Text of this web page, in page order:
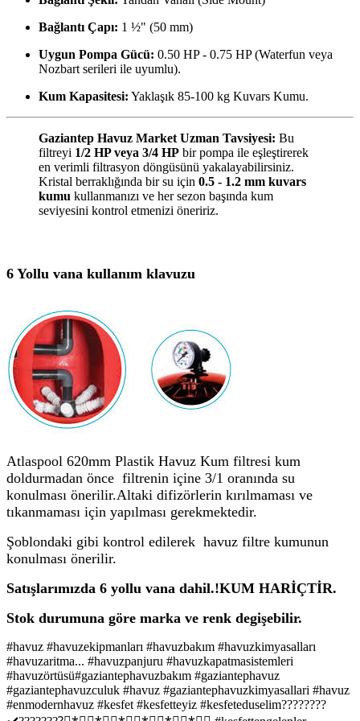
Bağlantı Çapı: 1 ½" (50 mm)
Uygun Pompa Gücü: 0.50 HP - 0.75 HP (Waterfun veya
Nozbart serileri ile uyumlu).
Kum Kapasitesi: Yaklaşık 85-100 kg Kuvars Kumu.
Gaziantep Havuz Market Uzman Tavsiyesi: Bu
filtreyi 1/2 HP veya 3/4 HP bir pompa ile eşleştirerek
en verimli filtrasyon döngüsünü yakalayabilirsiniz.
Kristal berraklığında bir su için 0.5 - 1.2 mm kuvars
kumu kullanmanızı ve her sezon başında kum
seviyesini kontrol etmenizi öneririz.
6 Yollu vana kullanım klavuzu
Atlaspool 620mm Plastik Havuz Kum filtresi kum
doldurmadan önce filtrenin içine 3/1 oranında su
konulması önerilir.Altaki difizörlerin kırılmaması ve
tıkanmaması için yapılması gerekmektedir.
Şoblondaki gibi kontrol edilerek havuz filtre kumunun
konulması önerilir.
Satışlarımızda 6 yollu vana dahil.!KUM HARİÇTİR.
Stok durumuna göre marka ve renk degişebilir.
#havuz #havuzekipmanları #havuzbakım #havuzkimyasalları
#havuzaritma... #havuzpanjuru #havuzkapatmasistemleri
#havuzörtüsü#gaziantephavuzbakım #gaziantephavuz
#gaziantephavuzculuk #havuz #gaziantephavuzkimyasallari #havuz
#enmodernhavuz #kesfet #kesfetteyiz #kesfeteduselim????????